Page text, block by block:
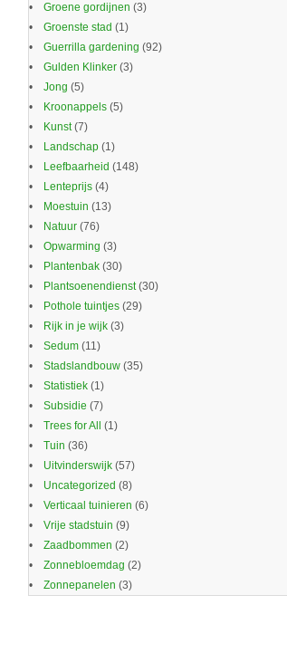
Groene gordijnen (3)
Groenste stad (1)
Guerrilla gardening (92)
Gulden Klinker(3)
Jong (5)
Kroonappels(5)
Kunst(7)
Landschap(1)
Leefbaarheid (148)
Lenteprijs(4)
Moestuin (13)
Natuur(76)
Opwarming (3)
Plantenbak(30)
Plantsoenendienst(30)
Pothole tuintjes(29)
Rijk in je wijk(3)
Sedum(11)
Stadslandbouw(35)
Statistiek(1)
Subsidie (7)
Trees for All
(1)
Tuin (36)
Uitvinderswijk(57)
Uncategorized (8)
Verticaal tuinieren (6)
Vrije stadstuin (9)
Zaadbommen (2)
Zonnebloemdag (2)
Zonnepanelen (3)